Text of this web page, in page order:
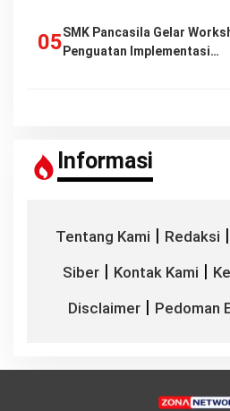
SMK Pancasila Gelar
Penguatan Implementasi…
Informasi
Tentang Kami | Redaksi |
Siber | Kontak Kami |
Disclaimer| Pedoman